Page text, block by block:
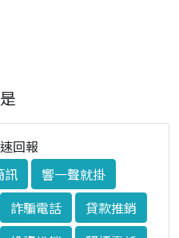
回報
訊
響一聲就掛
詐騙電話
貸款推銷